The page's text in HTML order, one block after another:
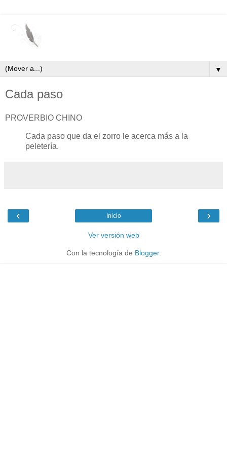
▼
Cada paso
PROVERBIO CHINO
Cada paso que da el zorro le acerca más a la
peletería.
‹ ›
Inicio
Ver versión web
Con la tecnología de Blogger.